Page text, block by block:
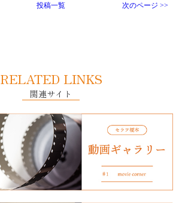
投稿一覧 次のページ >>
RELATED LINKS
関連サイト